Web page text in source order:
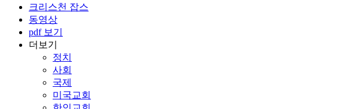
크리스천 잡스
동영상
pdf 보기
더보기
정치
사회
국제
미국교회